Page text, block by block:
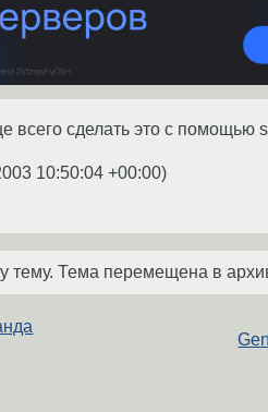
всего сделать это с помощью
10:50:04 +00:00)
тему. Тема перемещена в